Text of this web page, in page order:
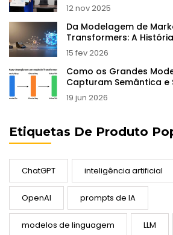
12 nov 2025
Da Modelagem de
Transformers: A
Generativa
15 fev 2026
Como os Grandes
Capturam Semântica e
supervisão
19 jun 2026
Etiquetas De Produto
ChatGPT inteligência artificial
OpenAI prompts de IA
modelos de linguagem LLM